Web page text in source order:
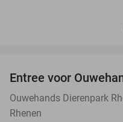
Entree voor
Ouwehands Dierenpark
Rhenen